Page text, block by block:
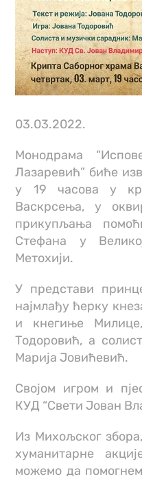
03.03.2022.
Монодрама
Лазаревић” биће
у 19 часова у
Васкрсења, у
прикупљања
Стефана у
Метохији.
У представи
најмлађу ћерку
и кнегиње
Тодоровић, а
Марија Јовићевић.
Својом игром и
КУД “Свети Јован
Из Михољског
хуманитарне
можемо да